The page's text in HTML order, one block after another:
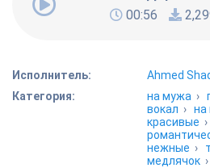
00:56
Исполнитель:
Ahmed
Категория:
на мужа ›
вокал ›на
красивые
нежные ›
медлячок